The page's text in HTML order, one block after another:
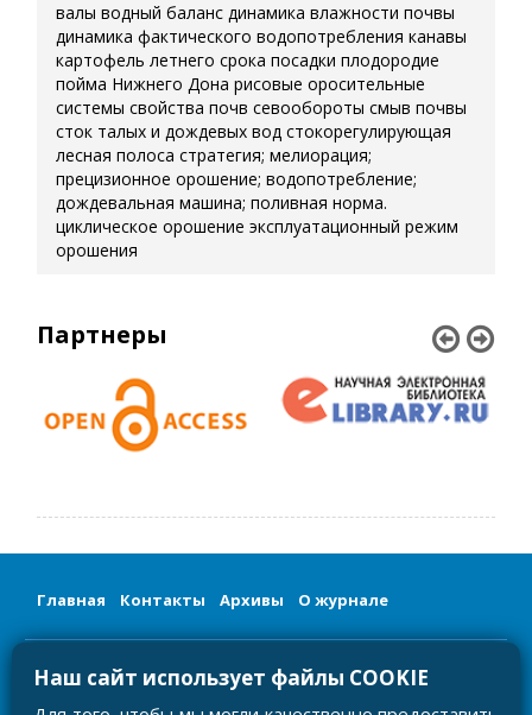
валы водный баланс динамика влажности почвы
динамика фактического водопотребления канавы
картофель летнего срока посадки плодородие
пойма Нижнего Дона рисовые оросительные
системы свойства почв севообороты смыв почвы
сток талых и дождевых вод стокорегулирующая
лесная полоса стратегия; мелиорация;
прецизионное орошение; водопотребление;
дождевальная машина; поливная норма.
циклическое орошение эксплуатационный режим
орошения
Партнеры
Наш сайт использует файлы COOKIE
Главная Контакты Архивы О журнале
Сетевое издание «Мелиорация и гидротехника/Land
Reclamation and Hydraulic Engineering»
Регистрационный номер и дата принятия решения о
регистрации: серия ЭЛ № ФС 77-81585 от 03.08.2021